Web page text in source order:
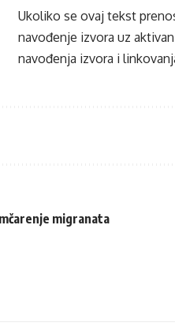
Ukoliko se ovaj tekst
navođenje izvora uz
navođenja izvora i
migranata